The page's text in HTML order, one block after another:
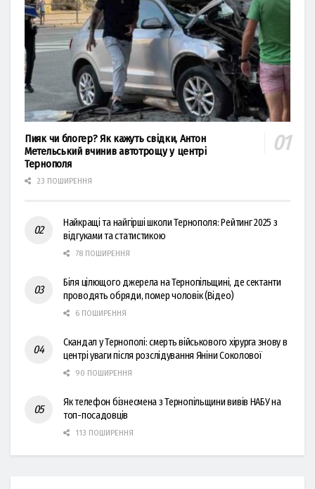
Пияк чи блогер? Як кажуть свідки, Антон
Метельський вчинив автотрощу у центрі
Тернополя
23 ПОШИРЕННЯ
Найкращі та найгірші школи Тернополя: Рейтинг 2025 з
відгуками та статистикою
78 ПОШИРЕННЯ
Біля цілющого джерела на Тернопільщині, де сектанти
проводять обряди, помер чоловік (Відео)
6 ПОШИРЕННЯ
Скандал у Тернополі: смерть військового хірурга знову в
центрі уваги після розслідування Яніни Соколової
90 ПОШИРЕННЯ
Як телефон бізнесмена з Тернопільщини вивів НАБУ на
топ-посадовців
113 ПОШИРЕННЯ